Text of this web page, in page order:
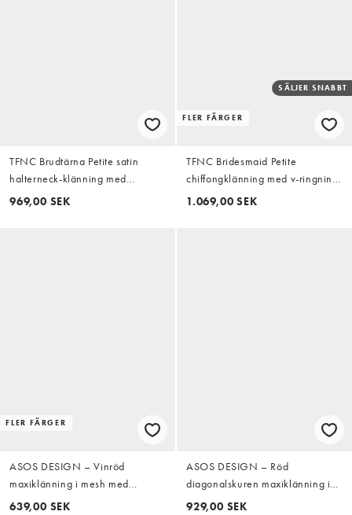
TFNC Brudtärna Petite satin
halterneck-klänning med
draperad djup ringning och
969,00 SEK
FLER FÄRGER
SÄLJER SNABBT
TFNC Bridesmaid Petite
chiffongklänning med v-ringning,
draperad ärm och veckad
1.069,00 SEK
FLER FÄRGER
ASOS DESIGN – Vinröd
maxiklänning i mesh med
utsvängda, långa ärmar och
639,00 SEK
ASOS DESIGN – Röd
diagonalskuren maxiklänning i
matt satin med pingvinärmar och
929,00 SEK